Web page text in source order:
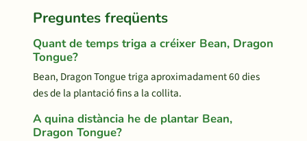
Preguntes freqüents
Quant de temps triga a créixer Bean, Dragon
Tongue?
Bean, Dragon Tongue triga aproximadament 60 dies
des de la plantació fins a la collita.
A quina distància he de plantar Bean,
Dragon Tongue?